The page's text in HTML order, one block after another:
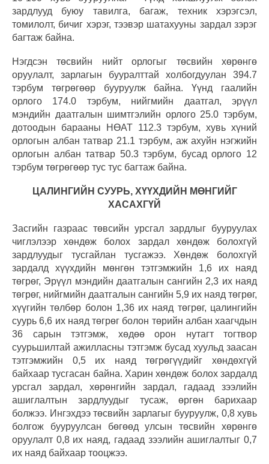
зардлууд буюу тавилга, багаж, техник хэрэгсэл,
томилолт, бичиг хэрэг, тээвэр шатахууны зардал зэрэг
багтаж байна.
Нэгдсэн төсвийн нийт орлогыг төсвийн хөрөнгө
оруулалт, зарлагын бууралттай холбогдуулан 394.7
тэрбум төгрөгөөр бууруулж байна. Үүнд гаалийн
орлого 174.0 тэрбум, нийгмийн даатгал, эрүүл
мэндийн даатгалын шимтгэлийн орлого 25.0 тэрбум,
дотоодын барааны НӨАТ 112.3 тэрбум, хувь хүний
орлогын албан татвар 21.1 тэрбум, аж ахуйн нэгжийн
орлогын албан татвар 50.3 тэрбум, бусад орлого 12
тэрбум төгрөгөөр тус тус багтаж байна.
ЦАЛИНГИЙН СУУРЬ, ХҮҮХДИЙН МӨНГИЙГ
ХАСАХГҮЙ
Засгийн газраас төвсийн урсгал зардлыг бууруулах
чиглэлээр хөндөж болох зардал хөндөж болохгүй
зардлуудыг тусгайлан тусгажээ. Хөндөж болохгүй
зардалд хүүхдийн мөнгөн тэтгэмжийн 1,6 их наяд
төгрөг, Эрүүл мэндийн даатгалын сангийн 2,3 их наяд
төгрөг, нийгмийн даатгалын сангийн 5,9 их наяд төгрөг,
хүүгийн төлбөр болон 1,36 их наяд төгрөг, цалингийн
суурь 6,6 их наяд төгрөг болон төрийн албан хаагчдын
36 сарын тэтгэмж, хөдөө орон нутагт тогтвор
суурьшилтай ажилласны тэтгэмж бусад хуульд заасан
тэтгэмжийн 0,5 их наяд төгрөгүүдийг хөндөхгүй
байхаар тусгасан байна. Харин хөндөж болох зардалд
урсгал зардал, хөрөнгийн зардал, гадаад зээлийн
ашиглалтын зардлуудыг тусаж, өргөн барихаар
болжээ. Ингэхдээ төсвийн зарлагыг бууруулж, 0,8 хувь
болгож бууруулсан бөгөөд улсын төсвийн хөрөнгө
оруулалт 0,8 их наяд, гадаад зээлийн ашиглалтыг 0,7
их наяд байхаар тооцжээ.